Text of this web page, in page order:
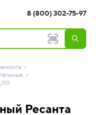
8 (800) 302-75-97
30
Ресанта